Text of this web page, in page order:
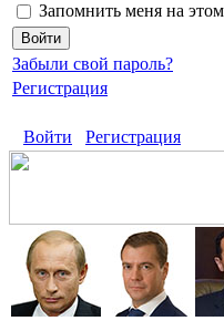
Запомнить меня на
Забыли свой пароль?
Регистрация
Войти Регистрация